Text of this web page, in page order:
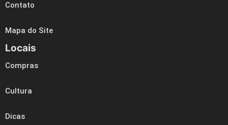
Contato
Mapa do Site
Locais
Compras
Cultura
Dicas